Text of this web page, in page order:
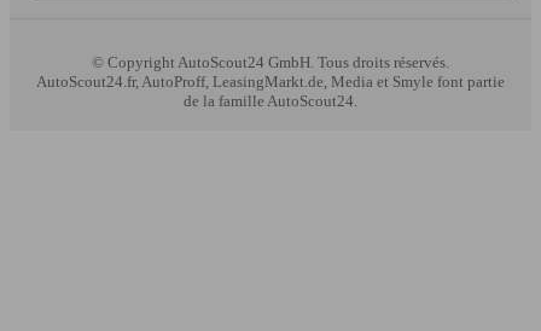
© CopyrightAutoScout24 GmbH. Tous droits réservés.
AutoScout24.fr, AutoProff, LeasingMarkt.de, Media et Smyle font partie
de la famille AutoScout24.